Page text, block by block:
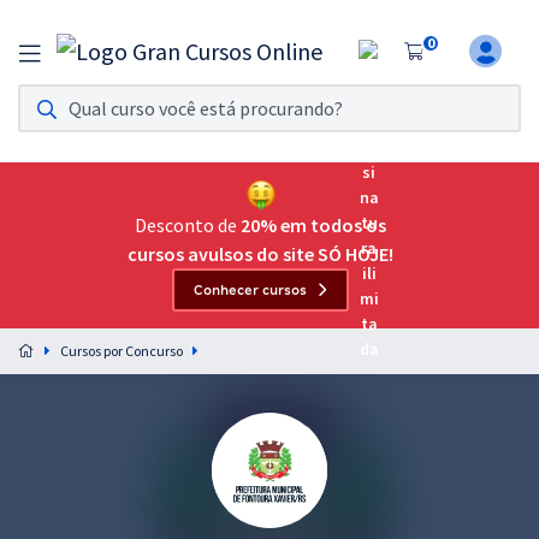
0
Assinatura Ilimitada 11
Acesso a todos os cursos. Teste grátis por 7 dias!
Assinatura OAB Até Passar
Acesso ilimitado a toda preparação para o Exame da
Preparação completa e intensiva para as principais
residências em saúde do Brasil
Desconto de 20% em todos os
cursos avulsos do site SÓ HOJE!
Conhecer cursos
Cursos por Concurso